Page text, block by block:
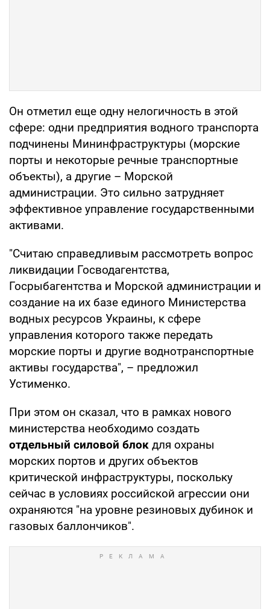
Он отметил еще одну нелогичность в этой
сфере: одни предприятия водного транспорта
подчинены Мининфраструктуры (морские
порты и некоторые речные транспортные
объекты), а другие – Морской
администрации. Это сильно затрудняет
эффективное управление государственными
активами.
"Считаю справедливым рассмотреть вопрос
ликвидации Госводагентства,
Госрыбагентства и Морской администрации и
создание на их базе единого Министерства
водных ресурсов Украины, к сфере
управления которого также передать
морские порты и другие воднотранспортные
активы государства", – предложил
Устименко.
При этом он сказал, что в рамках нового
министерства необходимо создать
отдельный силовой блок для охраны
морских портов и других объектов
критической инфраструктуры, поскольку
сейчас в условиях российской агрессии они
охраняются "на уровне резиновых дубинок и
газовых баллончиков".